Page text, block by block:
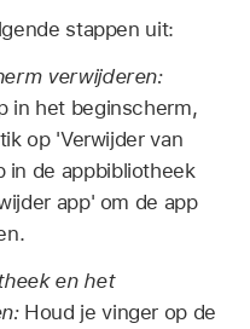
stappen uit:
verwijderen:
in het beginscherm,
op 'Verwijder van
in de appbibliotheek
app' om de app
en het
Houd je vinger op de